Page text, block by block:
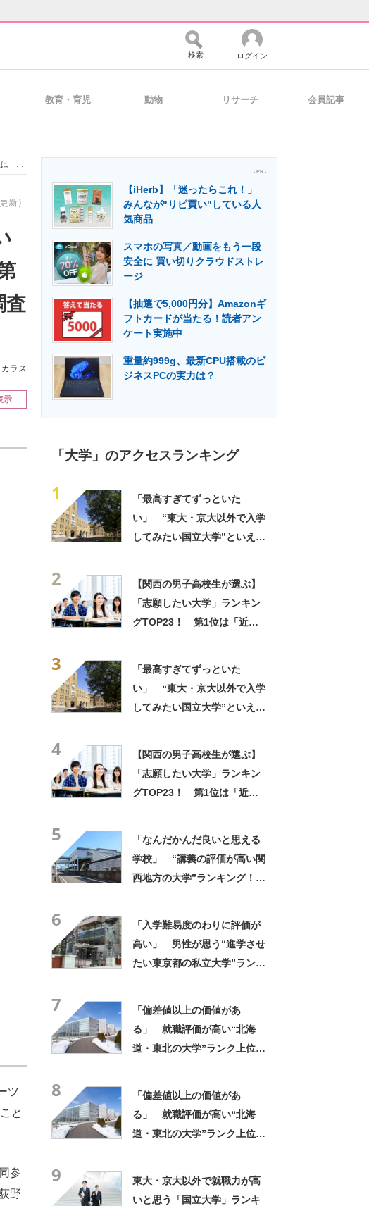
経営リーダーのコミュニティ マーケ×ITの今がよく分かる
製造業のIT導入・活用を支援
エネルギーの専門メディア 建設×テクノロジーの最前線
検索 ログイン
教育・育児 動物 リサーチ 会員記事
果】
新）
査
ラス
示
ツ
と
参
野
- PR -
【iHerb】「迷ったらこれ！」
みんなが"リピ買い"している人
気商品
スマホの写真／動画をもう一段
安全に 買い切りクラウドストレ
ージ
【抽選で5,000円分】Amazonギ
フトカードが当たる！読者アン
ケート実施中
重量約999g、最新CPU搭載のビ
ジネスPCの実力は？
「大学」のアクセスランキング
1
「最高すぎてずっといた
い」 “東大・京大以外で入学
してみたい国立大学”といえ
2
【関西の男子高校生が選ぶ】
「志願したい大学」ランキン
グTOP23！ 第1位は「近畿
3
「最高すぎてずっといた
い」 “東大・京大以外で入学
してみたい国立大学”といえ
4
【関西の男子高校生が選ぶ】
「志願したい大学」ランキン
グTOP23！ 第1位は「近畿
5
「なんだかんだ良いと思える
学校」 “講義の評価が高い関
西地方の大学”ランキング！
6
「入学難易度のわりに評価が
高い」 男性が思う“進学させ
たい東京都の私立大学”ランキ
7
「偏差値以上の価値があ
る」 就職評価が高い“北海
道・東北の大学”ランク上位に
8
「偏差値以上の価値があ
る」 就職評価が高い“北海
道・東北の大学”ランク上位に
9
東大・京大以外で就職力が高
いと思う「国立大学」ランキ